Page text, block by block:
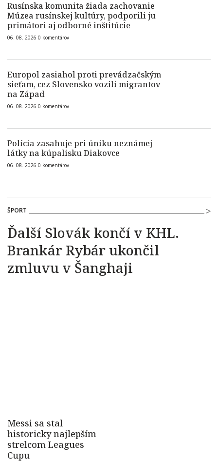
Rusínska komunita žiada zachovanie
Múzea rusínskej kultúry, podporili ju
primátori aj odborné inštitúcie
06. 08. 2026 0 komentárov
Europol zasiahol proti prevádzačským
sieťam, cez Slovensko vozili migrantov
na Západ
06. 08. 2026 0 komentárov
Polícia zasahuje pri úniku neznámej
látky na kúpalisku Diakovce
06. 08. 2026 0 komentárov
ŠPORT